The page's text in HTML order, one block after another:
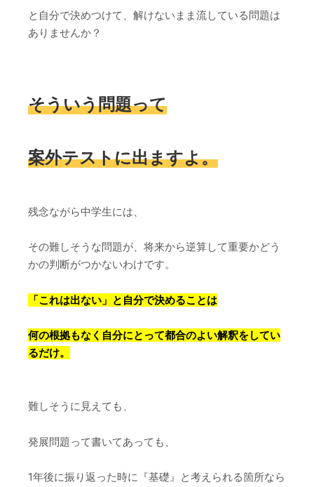
と自分で決めつけて、解けないまま流している問題は
ありませんか？
そういう問題って
案外テストに出ますよ。
残念ながら中学生には、
その難しそうな問題が、将来から逆算して重要かどう
かの判断がつかないわけです。
「これは出ない」と自分で決めることは
何の根拠もなく自分にとって都合のよい解釈をしてい
るだけ。
難しそうに見えても、
発展問題って書いてあっても、
1年後に振り返った時に『基礎』と考えられる箇所なら